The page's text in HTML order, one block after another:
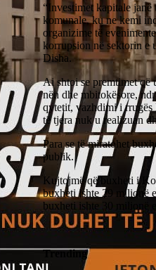
“Investimet kapitale janë
komunale, ku ne kemi
organizime të
korrupsion në sektorin e
Disha.
Ai shtoi se premtimet që
nën dhe mbitokësore,
qytetit, vazhdimi i rrugës
të tjera nuk u realizuan
Para se të miratohet
publik.
Kujtojmë që buxheti i
buxheti ishte 29 milionë
buxheti ishte 30 milionë
Trending